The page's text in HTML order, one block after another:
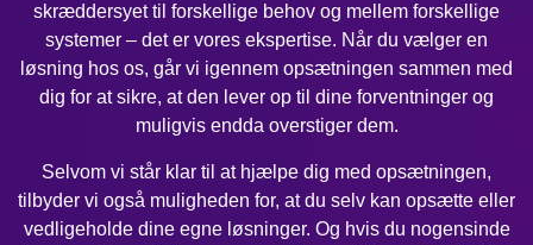
skræddersyet til forskellige behov og mellem forskellige
systemer – det er vores ekspertise. Når du vælger en
løsning hos os, går vi igennem opsætningen sammen med
dig for at sikre, at den lever op til dine forventninger og
muligvis endda overstiger dem.
Selvom vi står klar til at hjælpe dig med opsætningen,
tilbyder vi også muligheden for, at du selv kan opsætte eller
vedligeholde dine egne løsninger. Og hvis du nogensinde